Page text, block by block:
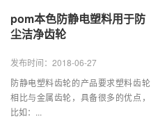
pom本色防静电塑料用于防
尘洁净齿轮
发布时间：2018-06-27
防静电塑料齿轮的产品要求塑料齿轮
相比与金属齿轮，具备很多的优点，
比如：...